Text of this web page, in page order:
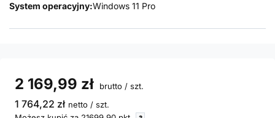
System operacyjny:Windows 11 Pro
2 169,99 zł brutto / szt.
1 764,22 zł netto / szt.